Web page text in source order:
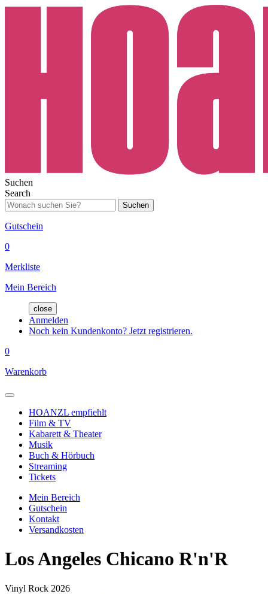
Suchen
Search
Suchen
Gutschein
0
Merkliste
Mein Bereich
close
Anmelden
Noch kein Kundenkonto? Jetzt registrieren.
0
Warenkorb
HOANZL empfiehlt
Film & TV
Kabarett & Theater
Musik
Buch & Hörbuch
Streaming
Tickets
Mein Bereich
Gutschein
Kontakt
Versandkosten
Los Angeles Chicano R'n'R
Vinyl Rock 2026